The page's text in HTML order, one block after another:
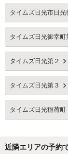
タイムズ日光市日
タイムズ日光御幸町
タイムズ日光第２
タイムズ日光第３
タイムズ日光稲荷町
近隣エリアの予約